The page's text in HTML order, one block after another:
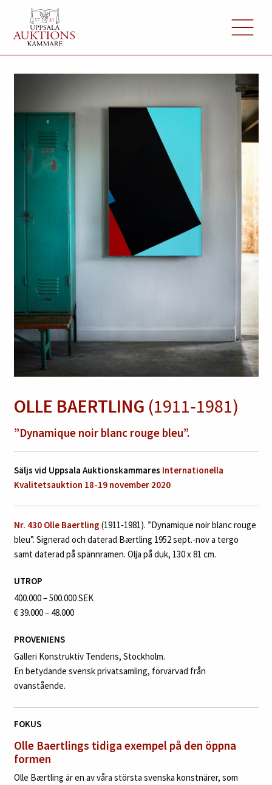
OLLE BAERTLING (1911‑1981)
”Dynamique noir blanc rouge bleu”.
Säljs vid Uppsala Auktionskammares Internationella
Kvalitetsauktion 18-19 november 2020
Nr. 430 Olle Baertling (1911‑1981). ”Dynamique noir blanc rouge
bleu”. Signerad och daterad Bærtling 1952 sept.-nov a tergo
samt daterad på spännramen. Olja på duk, 130 x 81 cm.
UTROP
400.000 – 500.000 SEK
€ 39.000 – 48.000
PROVENIENS
Galleri Konstruktiv Tendens, Stockholm.
En betydande svensk privatsamling, förvärvad från
ovanstående.
FOKUS
Olle Baertlings tidiga exempel på den öppna
formen
Olle Bærtling är en av våra största svenska konstnärer, som